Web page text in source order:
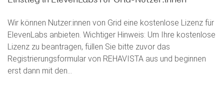
Wir können Nutzer:innen von Grid eine kostenlose Lizenz für
ElevenLabs anbieten. Wichtiger Hinweis: Um Ihre kostenlose
Lizenz zu beantragen, füllen Sie bitte zuvor das
Registrierungsformular von REHAVISTA aus und beginnen
erst dann mit den...